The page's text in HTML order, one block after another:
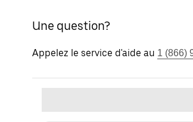
Une question?
Appelez le service d'aide au 1 (866)